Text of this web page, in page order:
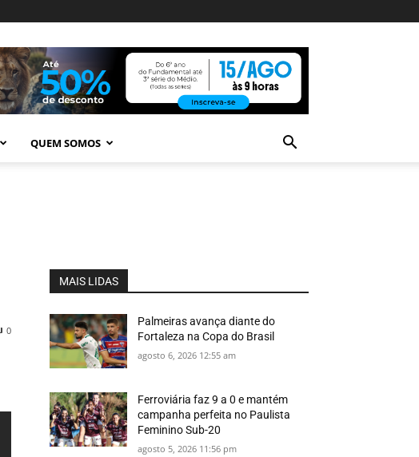
QUEM SOMOS
0
MAIS LIDAS
Palmeiras avança diante do
Fortaleza na Copa do Brasil
agosto 6, 2026 12:55 am
Ferroviária faz 9 a 0 e mantém
campanha perfeita no Paulista
Feminino Sub-20
agosto 5, 2026 11:56 pm